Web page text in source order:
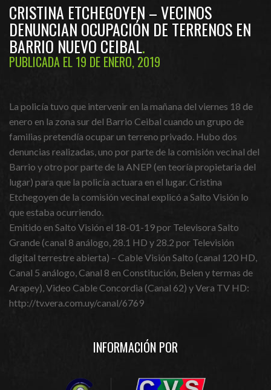
CRISTINA ETCHEGOYEN – VECINOS
DENUNCIAN OCUPACIÓN DE TERRENOS EN
BARRIO NUEVO CEIBAL
PUBLICADA EL 19 DE ENERO, 2019
La policía tuvo que intervenir en la mañana del viernes 18 de
enero en la zona sur del Barrio Ceibal cuando un grupo de
familias pretendía ocupar un terreno privado. Hubo dos
denuncias realizadas, uno por parte de la comisión vecinal del
Barrio y otro por parte de la ANEP (en teoría propietaria del
lugar) para que la policía actuara en el lugar. Cristina
Etchegoyen de la comisión vecinal explicó a Salto Visión lo
que estaba ocurriendo.
Emitido en Salto Visión el 18-01-19 por Televisora Salto
Grande (canal 8 análogo, 28.1 HD y 28.2 por Televisión
digital terrestre abierta) – Cable Visión Salto (canal 120 HD,
Canal 5 análogo, Canal 8 en Constitución, Belen y termas de
Arapey), Video Cable Concordia (Canal 62) y Vera TV HD:
http://tv.vera.com.uy/canal/6769
INFORMACIÓN POR